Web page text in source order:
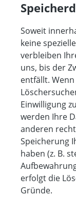
Soweit
keine
verbleiben
uns, bis der
entfällt.
Einwilligung
werden Ihre
anderen
Speicherung
haben (z. B.
erfolgt die
Gründe.